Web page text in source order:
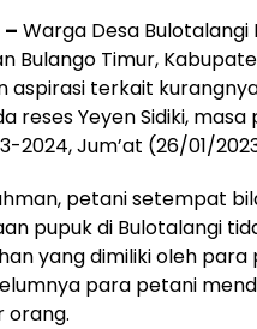
Warga Desa Bulotalangi
Bulango Timur,
aspirasi terkait
reses Yeyen Sidiki,
2024, Jum’at (26/01/
petani setempat
pupuk di Bulotalangi
yang dimiliki oleh para
para petani
orang.